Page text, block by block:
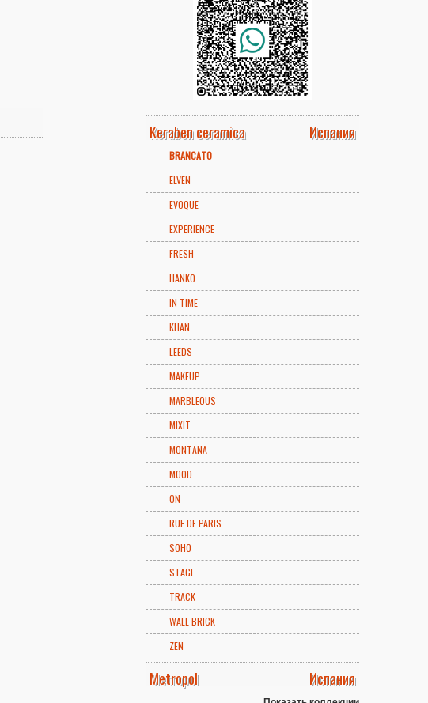
Keraben ceramica Испания
BRANCATO
ELVEN
EVOQUE
EXPERIENCE
FRESH
HANKO
IN TIME
KHAN
LEEDS
MAKEUP
MARBLEOUS
MIXIT
MONTANA
MOOD
ON
RUE DE PARIS
SOHO
STAGE
TRACK
WALL BRICK
ZEN
Metropol Испания